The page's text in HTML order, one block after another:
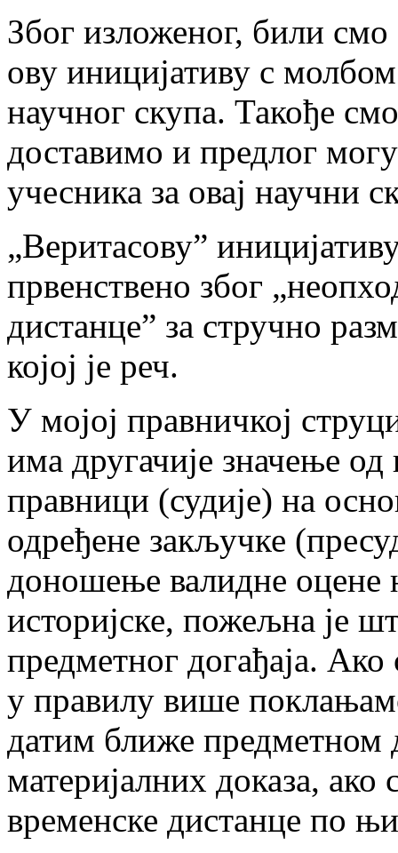
Због изложеног, били
ову иницијативу с
научног скупа. Такође
доставимо и предлог
учесника за овај научни
„Веритасову”
првенствено због
дистанце” за стручно
којој је реч.
У мојој правничкој
има другачије значење
правници (судије) на
одређене закључке
доношење валидне оцене
историјске, пожељна је
предметног догађаја.
у правилу више
датим ближе предметном
материјалних доказа,
временске дистанце по